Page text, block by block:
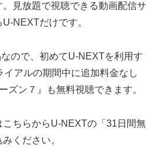
見放題で視聴できる動画配信サ
NEXTだけです。
ので、初めてU-NEXTを利用す
イアルの期間中に追加料金なし
ン７』も無料視聴できます。
ちらからU-NEXTの「31日間無
ください。